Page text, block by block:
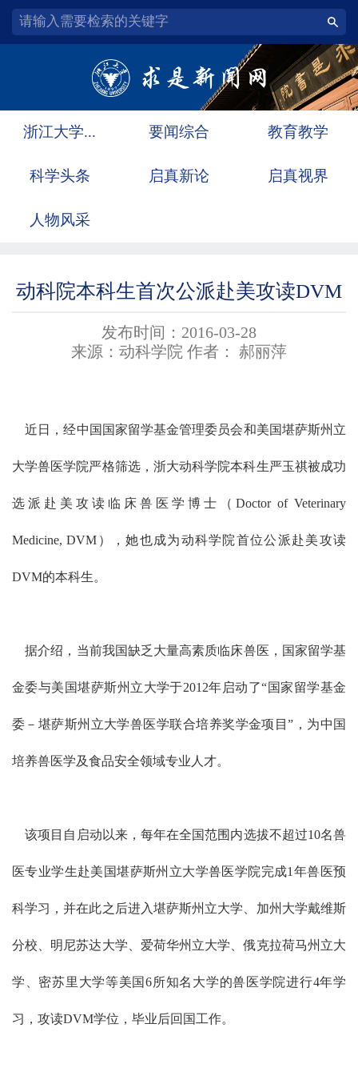
浙江大学... 要闻综合 教育教学
科学头条 启真新论 启真视界
人物风采
动科院本科生首次公派赴美攻读DVM
发布时间：2016-03-28
来源：动科学院 作者： 郝丽萍
近日，经中国国家留学基金管理委员会和美国堪萨斯州立
大学兽医学院严格筛选，浙大动科学院本科生严玉祺被成功
选派赴美攻读临床兽医学博士（Doctor of Veterinary
Medicine, DVM），她也成为动科学院首位公派赴美攻读
DVM的本科生。
据介绍，当前我国缺乏大量高素质临床兽医，国家留学基
金委与美国堪萨斯州立大学于2012年启动了“国家留学基金
委－堪萨斯州立大学兽医学联合培养奖学金项目”，为中国
培养兽医学及食品安全领域专业人才。
该项目自启动以来，每年在全国范围内选拔不超过10名兽
医专业学生赴美国堪萨斯州立大学兽医学院完成1年兽医预
科学习，并在此之后进入堪萨斯州立大学、加州大学戴维斯
分校、明尼苏达大学、爱荷华州立大学、俄克拉荷马州立大
学、密苏里大学等美国6所知名大学的兽医学院进行4年学
习，攻读DVM学位，毕业后回国工作。